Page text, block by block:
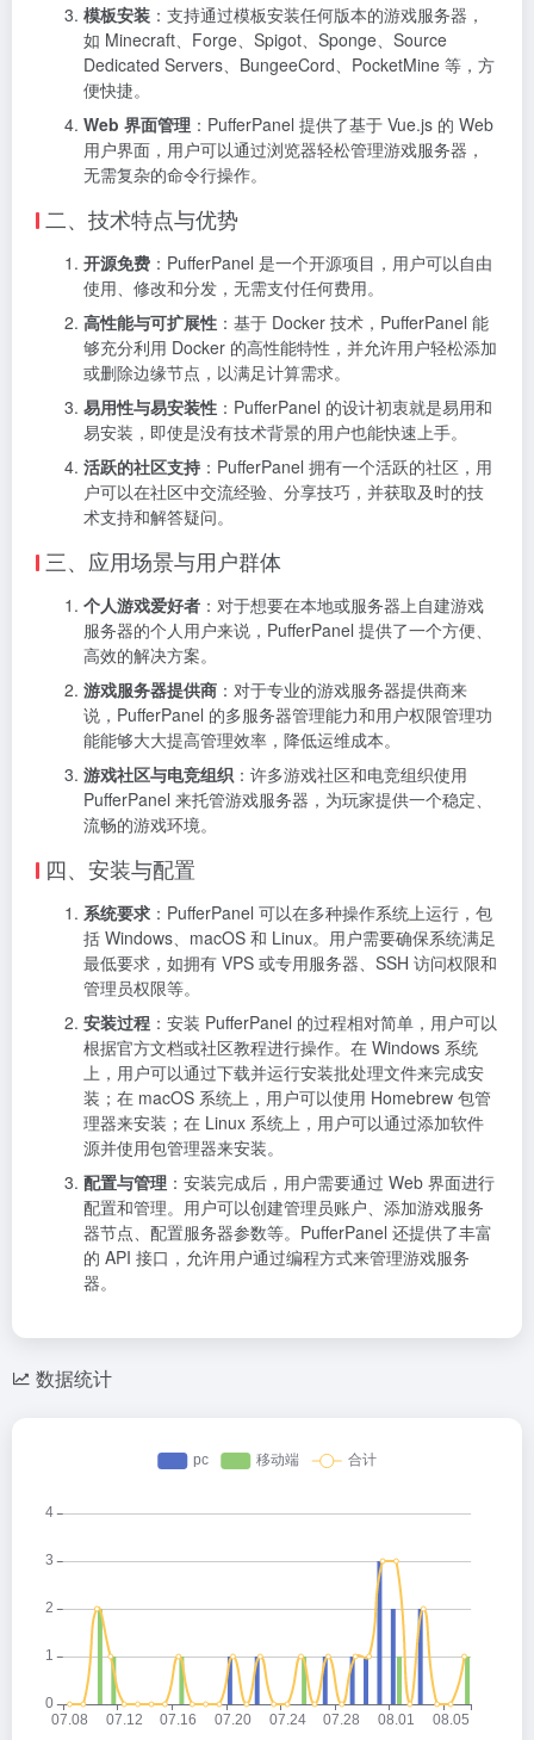
模板安装 ：支持通过模板安装任何版本的游戏服务器，
如 Minecraft、Forge、Spigot、Sponge、Source
Dedicated Servers、BungeeCord、PocketMine 等，方
便快捷。
Web 界面管理 ：PufferPanel 提供了基于 Vue.js 的 Web
用户界面，用户可以通过浏览器轻松管理游戏服务器，
无需复杂的命令行操作。
二、技术特点与优势
开源免费 ：PufferPanel 是一个开源项目，用户可以自由
使用、修改和分发，无需支付任何费用。
高性能与可扩展性 ：基于 Docker 技术，PufferPanel 能
够充分利用 Docker 的高性能特性，并允许用户轻松添加
或删除边缘节点，以满足计算需求。
易用性与易安装性 ：PufferPanel 的设计初衷就是易用和
易安装，即使是没有技术背景的用户也能快速上手。
活跃的社区支持 ：PufferPanel 拥有一个活跃的社区，用
户可以在社区中交流经验、分享技巧，并获取及时的技
术支持和解答疑问。
三、应用场景与用户群体
个人游戏爱好者 ：对于想要在本地或服务器上自建游戏
服务器的个人用户来说，PufferPanel 提供了一个方便、
高效的解决方案。
游戏服务器提供商 ：对于专业的游戏服务器提供商来
说，PufferPanel 的多服务器管理能力和用户权限管理功
能能够大大提高管理效率，降低运维成本。
游戏社区与电竞组织 ：许多游戏社区和电竞组织使用
PufferPanel 来托管游戏服务器，为玩家提供一个稳定、
流畅的游戏环境。
四、安装与配置
系统要求 ：PufferPanel 可以在多种操作系统上运行，包
括 Windows、macOS 和 Linux。用户需要确保系统满足
最低要求，如拥有 VPS 或专用服务器、SSH 访问权限和
管理员权限等。
安装过程 ：安装 PufferPanel 的过程相对简单，用户可以
根据官方文档或社区教程进行操作。在 Windows 系统
上，用户可以通过下载并运行安装批处理文件来完成安
装；在 macOS 系统上，用户可以使用 Homebrew 包管
理器来安装；在 Linux 系统上，用户可以通过添加软件
源并使用包管理器来安装。
配置与管理 ：安装完成后，用户需要通过 Web 界面进行
配置和管理。用户可以创建管理员账户、添加游戏服务
器节点、配置服务器参数等。PufferPanel 还提供了丰富
的 API 接口，允许用户通过编程方式来管理游戏服务
器。
数据统计